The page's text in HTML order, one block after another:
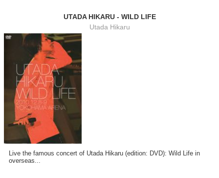
UTADA HIKARU - WILD LIFE
Utada Hikaru
Live the famous concert of Utada Hikaru (edition: DVD): Wild Life in
overseas...